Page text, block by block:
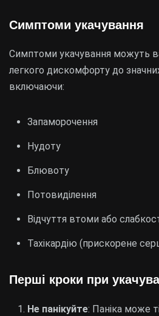
Симптоми укачування
Симптоми укачування можуть
легкого дискомфорту до
включаючи:
Запаморочення
Нудоту
Блювоту
Потовиділення
Відчуття втоми або
Тахікардію (прискорене
Перші кроки при
Не панікуйте: Паніка може